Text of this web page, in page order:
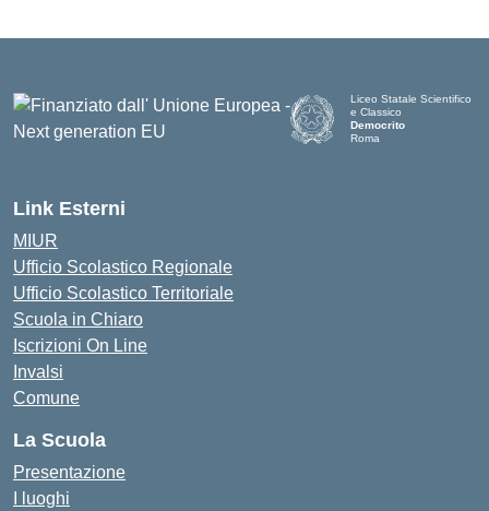
Liceo Statale Scientifico
e Classico
Democrito
Roma
Link Esterni
MIUR
Ufficio Scolastico Regionale
Ufficio Scolastico Territoriale
Scuola in Chiaro
Iscrizioni On Line
Invalsi
Comune
La Scuola
Presentazione
I luoghi